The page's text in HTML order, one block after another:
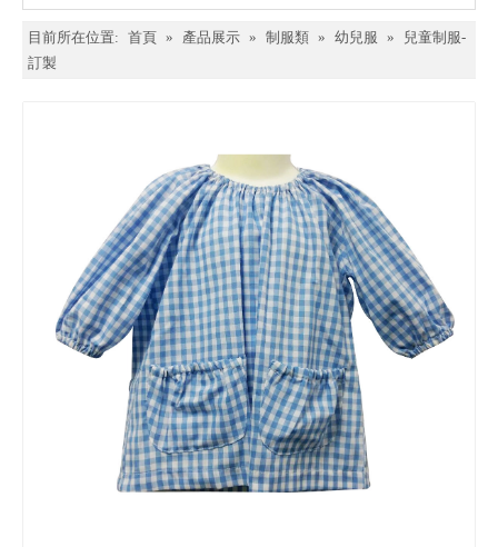
目前所在位置: 首頁 » 產品展示 » 制服類 » 幼兒服 »
兒童制服-
訂製